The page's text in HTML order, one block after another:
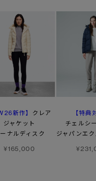
新作】
クレア
ジャケット
ーナルディスク
¥165,000
【特典
チェルシ
ジャパンエ